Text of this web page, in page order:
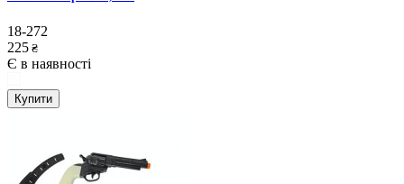
18-272
225 ₴
Є в наявності
Купити